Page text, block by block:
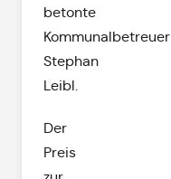
betonte
Kommunalbetreuer
Stephan
Leibl.
Der
Preis